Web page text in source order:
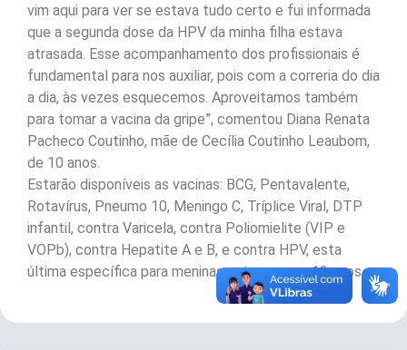
vim aqui para ver se estava tudo certo e fui informada
que a segunda dose da HPV da minha filha estava
atrasada. Esse acompanhamento dos profissionais é
fundamental para nos auxiliar, pois com a correria do dia
a dia, às vezes esquecemos. Aproveitamos também
para tomar a vacina da gripe”, comentou Diana Renata
Pacheco Coutinho, mãe de Cecília Coutinho Leaubom,
de 10 anos.
Estarão disponíveis as vacinas: BCG, Pentavalente,
Rotavírus, Pneumo 10, Meningo C, Tríplice Viral, DTP
infantil, contra Varicela, contra Poliomielite (VIP e
VOPb), contra Hepatite A e B, e contra HPV, esta
última específica para meninas entre nove e 13 anos.